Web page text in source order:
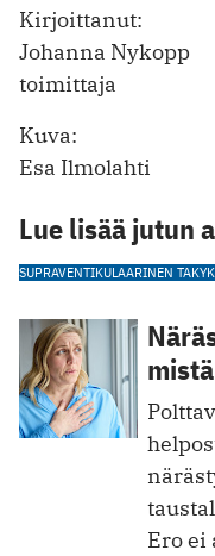
Kirjoittanut:
Johanna Nykopp
toimittaja
Kuva:
Esa Ilmolahti
Lue lisää jutun
SUPRAVENTIKULAARINEN
Ero ei